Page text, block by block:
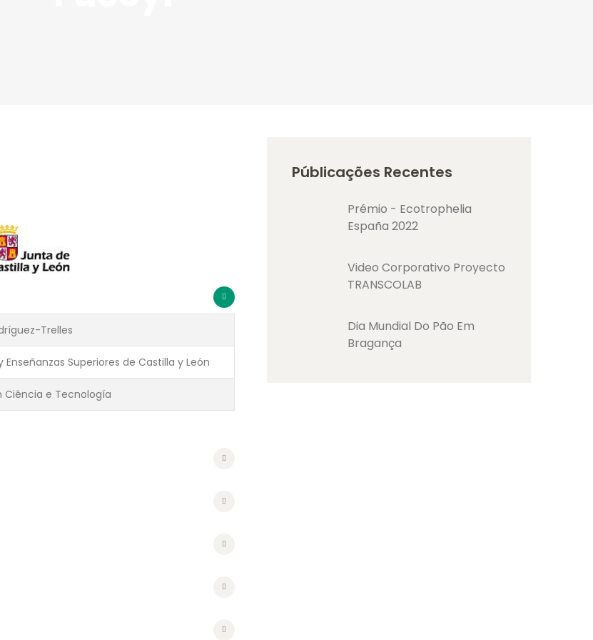
Trelles
Superiores de Castilla y León
e Tecnología
Públicações Recentes
Prémio - Ecotrophelia
España 2022
Video Corporativo Proyecto
TRANSCOLAB
Dia Mundial Do Pão Em
Bragança